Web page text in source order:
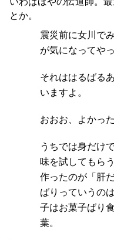
とか。
震災前に女川で
が気になってや
それははるばる
いますよ。
おおお、よかっ
うちでは身だけ
味を試してもら
作ったのが「肝
ばりっていうの
子はお菓子ばり
葉。